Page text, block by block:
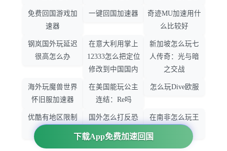
下载App免费加速回国
免费回国游戏加
速器
一键回国加速器
奇迹MU加速用什
么比较好
钢岚国外玩延迟
很高怎么办
在意大利用掌上
12333怎么把定位
修改到中国国内
新加坡怎么玩七
人传奇：光与暗
之交战
海外玩魔兽世界
怀旧服加速器
在美国能玩公主
连结：Re吗
怎么玩Dive欧服
优酷有地区限制
国外怎么打反恐
精英：全球攻势
在南非怎么玩王